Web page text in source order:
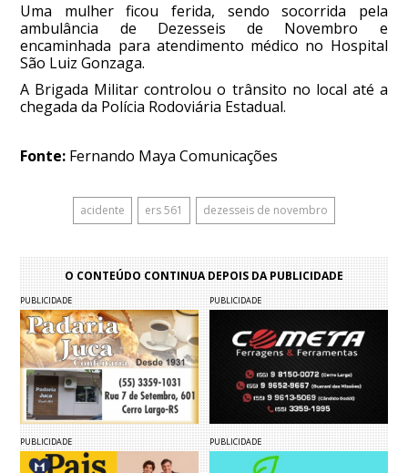
Uma mulher ficou ferida, sendo socorrida pela
ambulância de Dezesseis de Novembro e
encaminhada para atendimento médico no Hospital
São Luiz Gonzaga.
A Brigada Militar controlou o trânsito no local até a
chegada da Polícia Rodoviária Estadual.
Fonte: Fernando Maya Comunicações
acidente ers 561 dezesseis de novembro
O CONTEÚDO CONTINUA DEPOIS DA PUBLICIDADE
PUBLICIDADE PUBLICIDADE
PUBLICIDADE PUBLICIDADE